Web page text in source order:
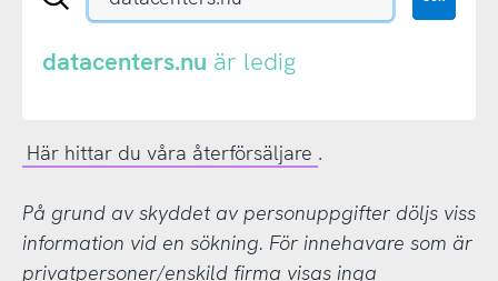
eller
datacenters.nu är ledig
Här hittar du våra återförsäljare .
På grund av skyddet av personuppgifter döljs viss
information vid en sökning. För innehavare som är
privatpersoner/enskild firma visas inga